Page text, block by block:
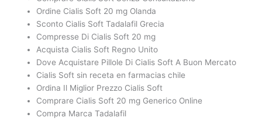
Ordine Cialis Soft 20 mg Olanda
Sconto Cialis Soft Tadalafil Grecia
Compresse Di Cialis Soft 20 mg
Acquista Cialis Soft Regno Unito
Dove Acquistare Pillole Di Cialis Soft A Buon Mercato
Cialis Soft sin receta en farmacias chile
Ordina Il Miglior Prezzo Cialis Soft
Comprare Cialis Soft 20 mg Generico Online
Compra Marca Tadalafil